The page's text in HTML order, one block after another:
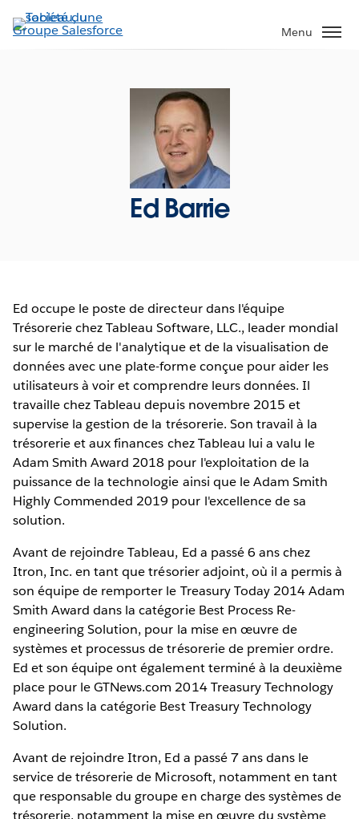
Aller
au
Menu
Ed Barrie
Ed occupe le poste de directeur dans l'équipe
Trésorerie chez Tableau Software, LLC., leader mondial
sur le marché de l'analytique et de la visualisation de
données avec une plate-forme conçue pour aider les
utilisateurs à voir et comprendre leurs données. Il
travaille chez Tableau depuis novembre 2015 et
supervise la gestion de la trésorerie. Son travail à la
trésorerie et aux finances chez Tableau lui a valu le
Adam Smith Award 2018 pour l'exploitation de la
puissance de la technologie ainsi que le Adam Smith
Highly Commended 2019 pour l'excellence de sa
solution.
Avant de rejoindre Tableau, Ed a passé 6 ans chez
Itron, Inc. en tant que trésorier adjoint, où il a permis à
son équipe de remporter le Treasury Today 2014 Adam
Smith Award dans la catégorie Best Process Re-
engineering Solution, pour la mise en œuvre de
systèmes et processus de trésorerie de premier ordre.
Ed et son équipe ont également terminé à la deuxième
place pour le GTNews.com 2014 Treasury Technology
Award dans la catégorie Best Treasury Technology
Solution.
Avant de rejoindre Itron, Ed a passé 7 ans dans le
service de trésorerie de Microsoft, notamment en tant
que responsable du groupe en charge des systèmes de
trésorerie, notamment la mise en œuvre du système